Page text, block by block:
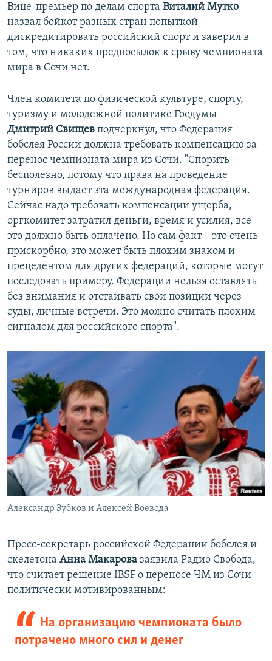
Вице-премьер по делам спорта Виталий Мутко
назвал бойкот разных стран попыткой
дискредитировать российский спорт и заверил в
том, что никаких предпосылок к срыву чемпионата
мира в Сочи нет.
Член комитета по физической культуре, спорту,
туризму и молодежной политике Госдумы
Дмитрий Свищев подчеркнул, что Федерация
бобслея России должна требовать компенсацию за
перенос чемпионата мира из Сочи. "Спорить
бесполезно, потому что права на проведение
турниров выдает эта международная федерация.
Сейчас надо требовать компенсации ущерба,
оргкомитет затратил деньги, время и усилия, все
это должно быть оплачено. Но сам факт – это очень
прискорбно, это может быть плохим знаком и
прецедентом для других федераций, которые могут
последовать примеру. Федерации нельзя оставлять
без внимания и отстаивать свои позиции через
суды, личные встречи. Это можно считать плохим
сигналом для российского спорта".
Александр Зубков и Алексей Воевода
Пресс-секретарь российской Федерации бобслея и
скелетона Анна Макарова заявила Радио Свобода,
что считает решение IBSF о переносе ЧМ из Сочи
политически мотивированным:
На организацию чемпионата было
потрачено много сил и денег